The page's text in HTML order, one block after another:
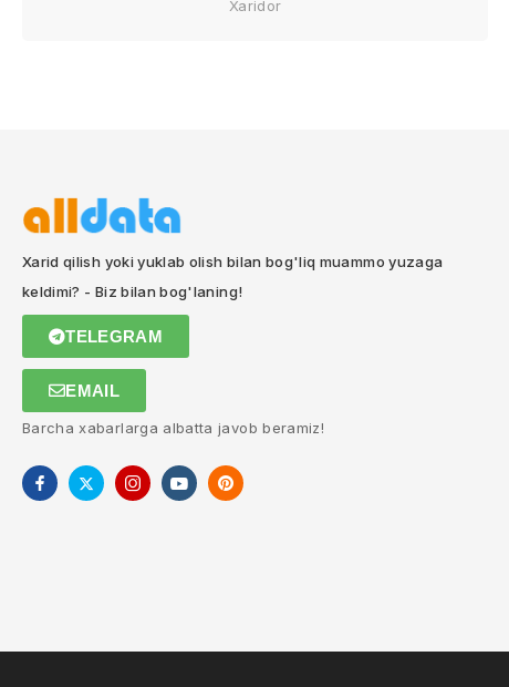
Xaridor
Xarid qilish yoki yuklab olish bilan bog'liq muammo yuzaga
keldimi? - Biz bilan bog'laning!
TELEGRAM
EMAIL
Barcha xabarlarga albatta javob beramiz!